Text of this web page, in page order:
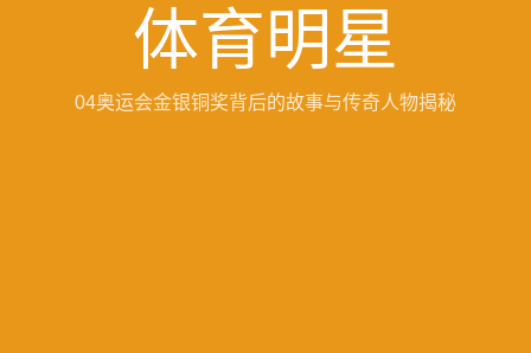
体育明星
04奥运会金银铜奖背后的故事与传奇人物揭秘